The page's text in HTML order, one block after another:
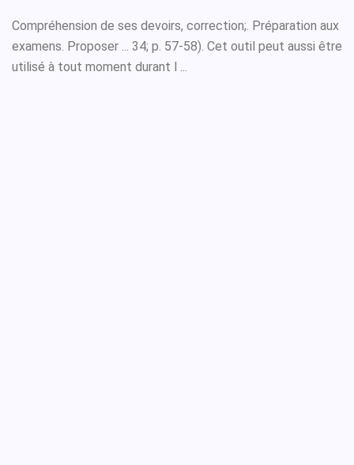
Compréhension de ses devoirs, correction;. Préparation aux
examens. Proposer ... 34; p. 57-58). Cet outil peut aussi être
utilisé à tout moment durant l ...